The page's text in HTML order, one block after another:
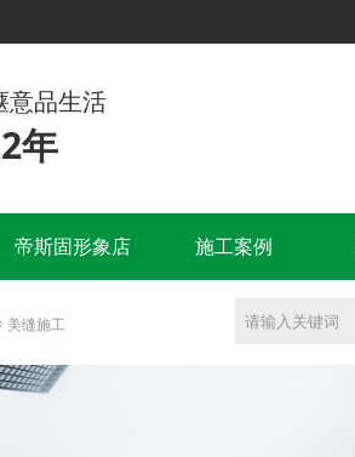
意品生活
年
帝斯固形象店 施工案例
美缝施工